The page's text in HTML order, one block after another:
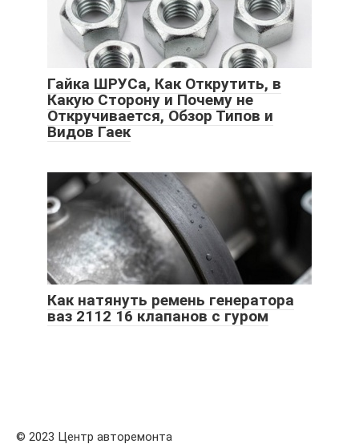
Гайка ШРУСа, Как Открутить, в
Какую Сторону и Почему не
Откручивается, Обзор Типов и
Видов Гаек
Как натянуть ремень генератора
ваз 2112 16 клапанов с гуром
© 2023 Центр авторемонта